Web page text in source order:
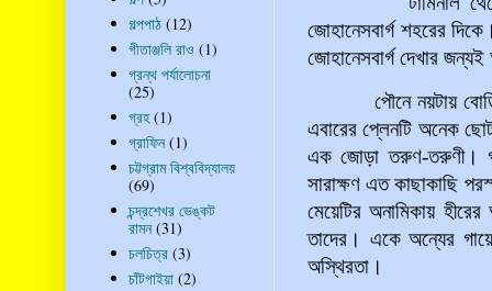
জোহানেসবার্গ শহরের
জোহানেসবার্গ দেখার
পৌনে নয়টায়
এবারের প্লেনটি অনেক
এক জোড়া তরুণ-তরুণী।
সারাক্ষণ এত কাছাকাছি
মেয়েটির অনামিকায়
তাদের। একে অন্যের
অস্থিরতা।
গল্পপাঠ (12)
গীতাঞ্জলি রাও (1)
গ্রন্থ পর্যালোচনা
(25)
গ্রহ (1)
গ্রাফিন (1)
চট্টগ্রাম বিশ্ববিদ্যালয়
(69)
চন্দ্রশেখর ভেঙ্কট
রামন (31)
চলচিত্র (3)
চাঁটগাইয়া (2)